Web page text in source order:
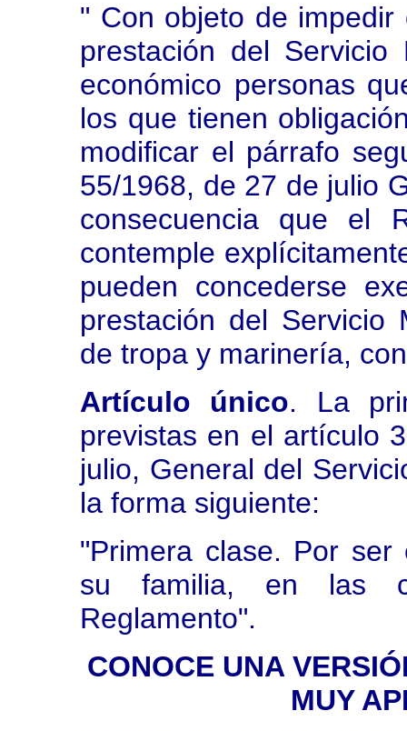
" Con objeto de
prestación del Servicio
económico personas
los que tienen
modificar el párrafo
55/1968, de 27 de julio
consecuencia que el
contemple
pueden concederse
prestación del Servicio
de tropa y marinería,
Artículo único. La
previstas en el artículo
julio, General del
la forma siguiente:
"Primera clase. Por
su familia, en las
Reglamento".
CONOCE UNA
MUY